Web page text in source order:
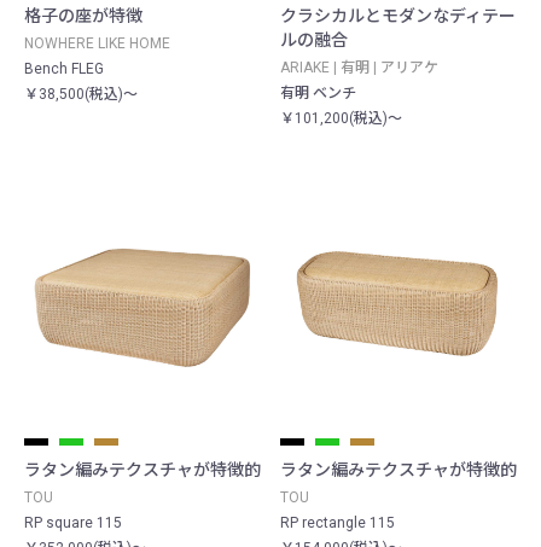
格子の座が特徴
NOWHERE LIKE HOME
Bench FLEG
￥38,500(税込)～
クラシカルとモダンなディテー
ルの融合
ARIAKE | 有明 | アリアケ
有明 ベンチ
￥101,200(税込)～
ラタン編みテクスチャが特徴的
TOU
RP square 115
ラタン編みテクスチャが特徴的
TOU
RP rectangle 115